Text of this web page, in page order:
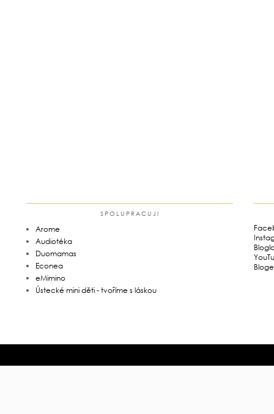
SPOLUPRACUJI
Arome
Audiotéka
Duomamas
Econea
eMimino
Ústecké mini děti - tvoříme s láskou